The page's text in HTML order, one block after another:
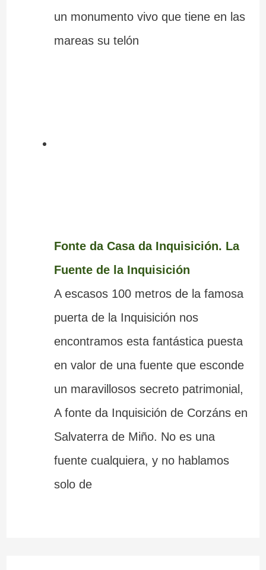
un monumento vivo que tiene en las
mareas su telón
Fonte da Casa da Inquisición. La
Fuente de la Inquisición
A escasos 100 metros de la famosa
puerta de la Inquisición nos
encontramos esta fantástica puesta
en valor de una fuente que esconde
un maravillosos secreto patrimonial,
A fonte da Inquisición de Corzáns en
Salvaterra de Miño. No es una
fuente cualquiera, y no hablamos
solo de